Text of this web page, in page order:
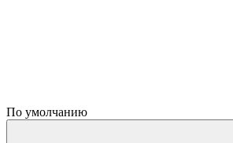
По умолчанию